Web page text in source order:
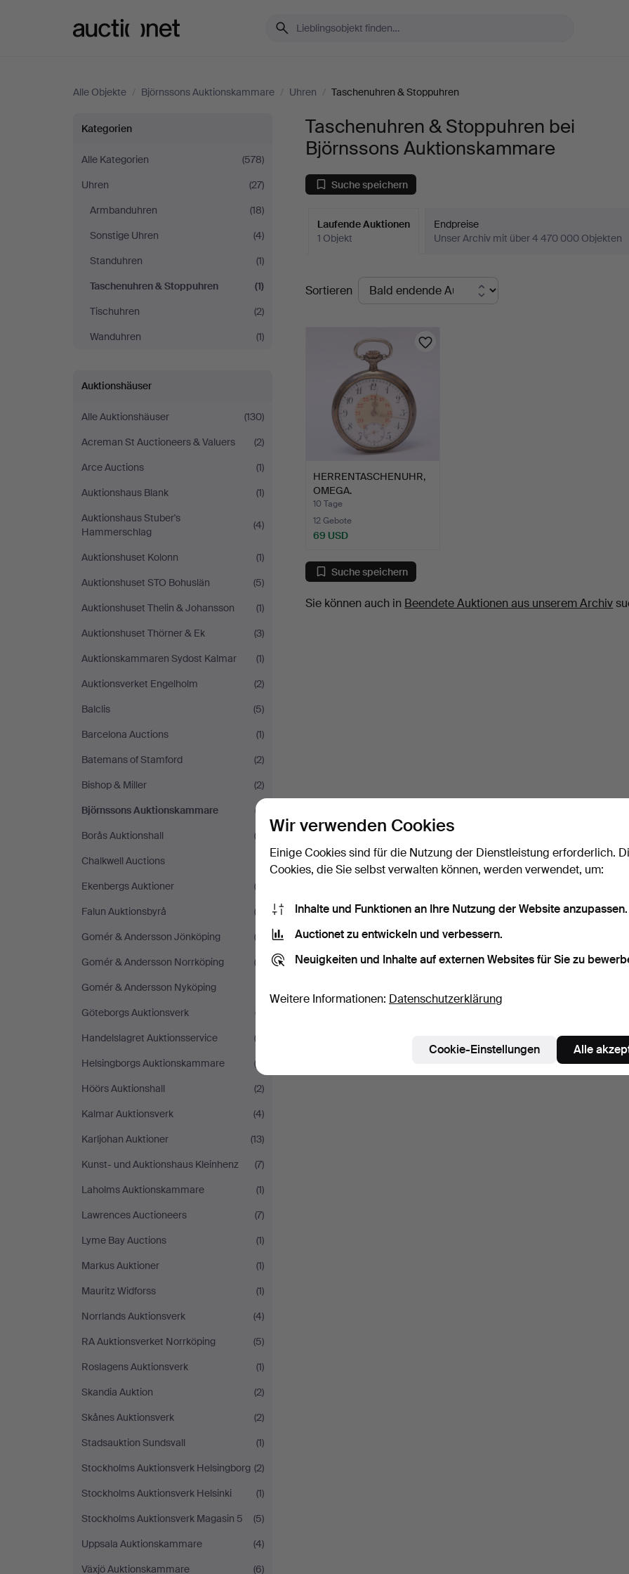
Alle Objekte / Björnssons Auktionskammare / Uhren / Taschenuhren & Stoppuhren
Taschenuhren
&
Stoppuhren
bei
Björnssons
Auktionskammare
Kategorien
Alle Kategorien
(578)
Uhren
(27)
Armbanduhren
(18)
Sonstige Uhren
(4)
Standuhren
(1)
Taschenuhren & Stoppuhren
(1)
Tischuhren
(2)
Wanduhren
(1)
Auktionshäuser
Alle Auktionshäuser
(130)
Acreman St Auctioneers & Valuers
(2)
Arce Auctions
(1)
Auktionshaus Blank
(1)
Auktionshaus Stuber's
Hammerschlag
(4)
Auktionshuset Kolonn
(1)
Auktionshuset STO Bohuslän
(5)
Auktionshuset Thelin & Johansson
(1)
Auktionshuset Thörner & Ek
(3)
Auktionskammaren Sydost Kalmar
(1)
Auktionsverket Engelholm
(2)
Balclis
(5)
Barcelona Auctions
(1)
Batemans of Stamford
(2)
Bishop & Miller
(2)
Björnssons Auktionskammare
(1)
Borås Auktionshall
(2)
Chalkwell Auctions
Ekenbergs Auktioner
(3)
Falun Auktionsbyrå
(2)
Gomér & Andersson Jönköping
(3)
Gomér & Andersson Norrköping
(2)
Gomér & Andersson Nyköping
Göteborgs Auktionsverk
(7)
Handelslagret Auktionsservice
(2)
Helsingborgs Auktionskammare
(3)
Höörs Auktionshall
(2)
Kalmar Auktionsverk
(4)
Karljohan Auktioner
(13)
Kunst- und Auktionshaus Kleinhenz
(7)
Laholms Auktionskammare
(1)
Lawrences Auctioneers
(7)
Lyme Bay Auctions
(1)
Markus Auktioner
(1)
Mauritz Widforss
(1)
Norrlands Auktionsverk
(4)
RA Auktionsverket Norrköping
(5)
Roslagens Auktionsverk
(1)
Skandia Auktion
(2)
Skånes Auktionsverk
(2)
Stadsauktion Sundsvall
(1)
Stockholms Auktionsverk Helsingborg (2)
Stockholms Auktionsverk Helsinki
(1)
Stockholms Auktionsverk Magasin 5
(5)
Uppsala Auktionskammare
(4)
Växjö Auktionskammare
(6)
Taschenuhren & Stoppuhren bei
Björnssons Auktionskammare
Suche speichern
Laufende Auktionen
1 Objekt
Endpreise
Unser Archiv mit über 4 470 000 Objekten
Laufende
Auktionen
Sortieren
HERRENTASCHENUHR,
OMEGA.
10 Tage
12 Gebote
69 USD
Suche speichern
Sie können auch in Beendete Auktionen aus unserem Archiv
Wir verwenden Cookies
Einige Cookies sind für die Nutzung der Dienstleistung erforderlich.
Cookies, die Sie selbst verwalten können, werden verwendet, um:
Inhalte und Funktionen an Ihre Nutzung der Website anzupassen.
Auctionet zu entwickeln und verbessern.
Neuigkeiten und Inhalte auf externen Websites für Sie zu
Weitere Informationen: Datenschutzerklärung
Cookie-Einstellungen Alle